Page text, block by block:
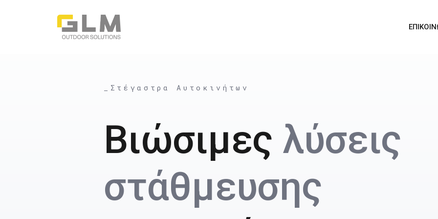
_Στέγαστρα Αυτοκινήτων
Βιώσιμες λύσεις
στάθμευσης